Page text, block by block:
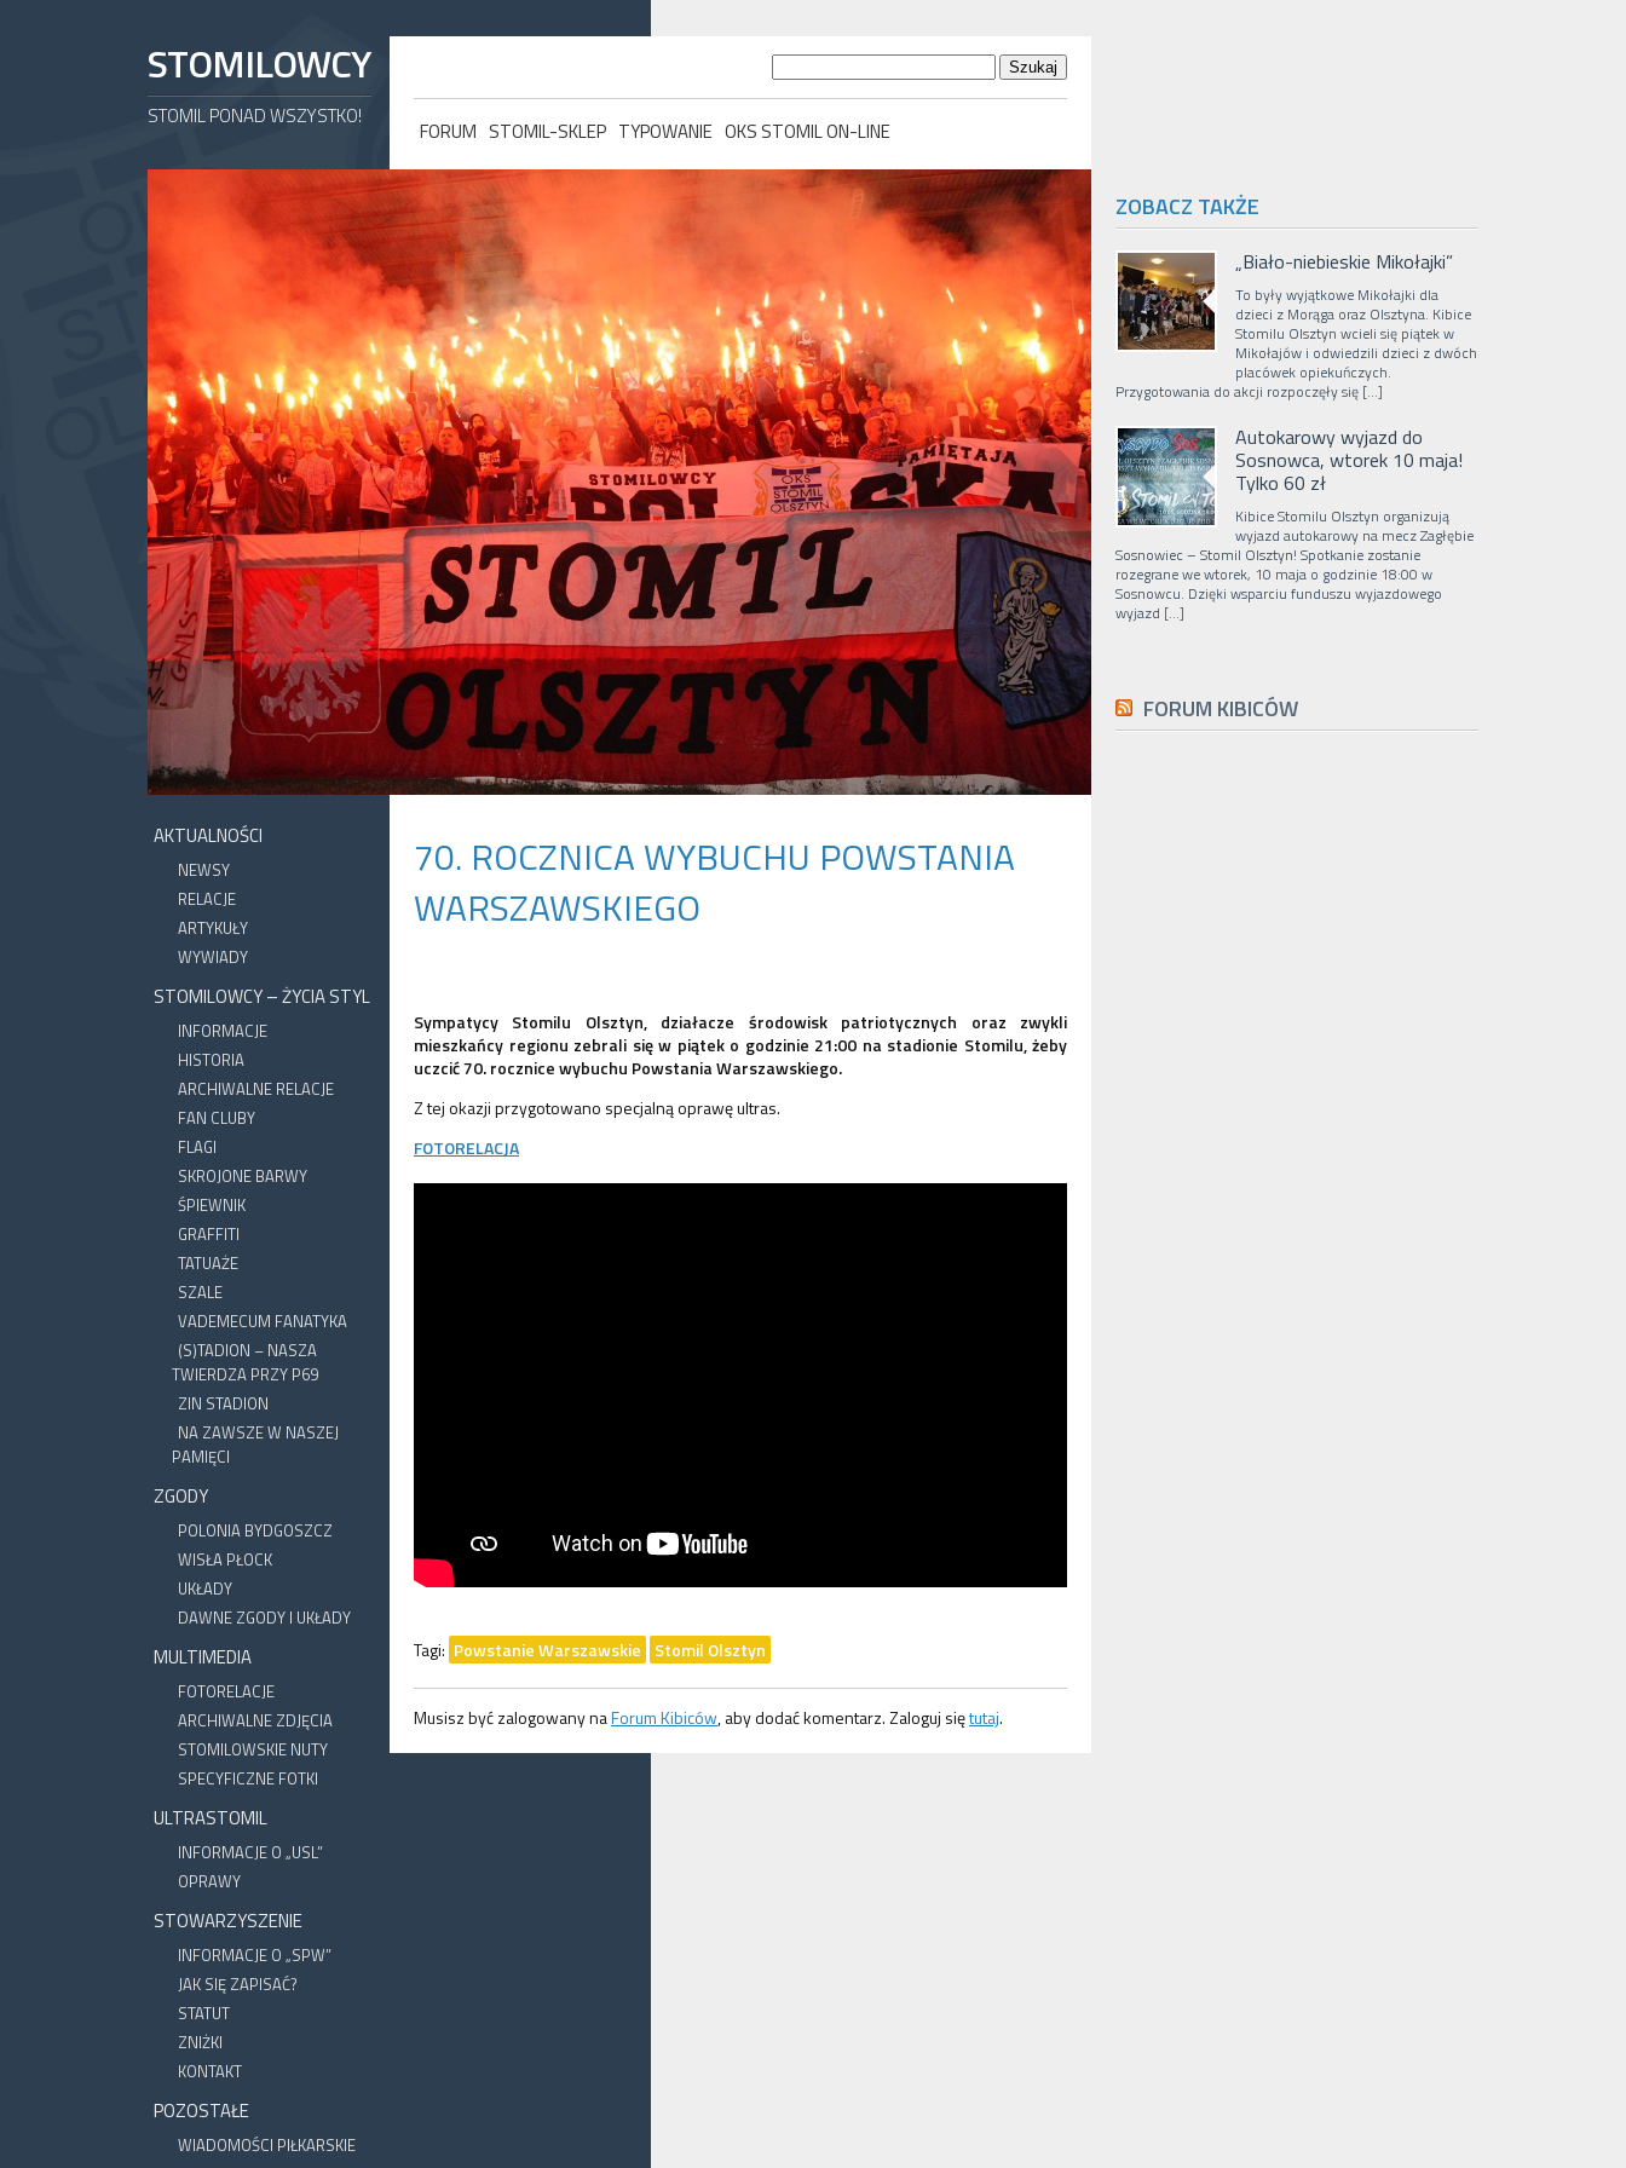
STOMILOWCY
STOMIL PONAD WSZYSTKO!
FORUM STOMIL-SKLEP TYPOWANIE OKS STOMIL ON-LINE
AKTUALNOŚCI
NEWSY
RELACJE
ARTYKUŁY
WYWIADY
STOMILOWCY – ŻYCIA STYL
INFORMACJE
HISTORIA
ARCHIWALNE RELACJE
FAN CLUBY
FLAGI
SKROJONE BARWY
ŚPIEWNIK
GRAFFITI
TATUAŻE
SZALE
VADEMECUM FANATYKA
(S)TADION – NASZA
TWIERDZA PRZY P69
ZIN STADION
NA ZAWSZE W NASZEJ
PAMIĘCI
ZGODY
POLONIA BYDGOSZCZ
WISŁA PŁOCK
UKŁADY
DAWNE ZGODY I UKŁADY
MULTIMEDIA
FOTORELACJE
ARCHIWALNE ZDJĘCIA
STOMILOWSKIE NUTY
SPECYFICZNE FOTKI
ULTRASTOMIL
INFORMACJE O „USL”
OPRAWY
STOWARZYSZENIE
INFORMACJE O „SPW”
JAK SIĘ ZAPISAĆ?
STATUT
ZNIŻKI
KONTAKT
POZOSTAŁE
WIADOMOŚCI PIŁKARSKIE
70. ROCZNICA WYBUCHU POWSTANIA
WARSZAWSKIEGO
Sympatycy Stomilu Olsztyn, działacze środowisk patriotycznych oraz zwykli
mieszkańcy regionu zebrali się w piątek o godzinie 21:00 na stadionie Stomilu, żeby
uczcić 70. rocznice wybuchu Powstania Warszawskiego.
Z tej okazji przygotowano specjalną oprawę ultras.
FOTORELACJA
Tagi: Powstanie Warszawskie Stomil Olsztyn
Musisz być zalogowany naForum Kibiców, aby dodać komentarz. Zaloguj siętutaj.
ZOBACZ TAKŻE
„Biało-niebieskie Mikołajki”
To były wyjątkowe Mikołajki dla
dzieci z Morąga oraz Olsztyna. Kibice
Stomilu Olsztyn wcieli się piątek w
Mikołajów i odwiedzili dzieci z dwóch
placówek opiekuńczych.
Przygotowania do akcji rozpoczęły się […]
Autokarowy wyjazd do
Sosnowca, wtorek 10 maja!
Tylko 60 zł
Kibice Stomilu Olsztyn organizują
wyjazd autokarowy na mecz Zagłębie
Sosnowiec – Stomil Olsztyn! Spotkanie zostanie
rozegrane we wtorek, 10 maja o godzinie 18:00 w
Sosnowcu. Dzięki wsparciu funduszu wyjazdowego
wyjazd […]
FORUM KIBICÓW